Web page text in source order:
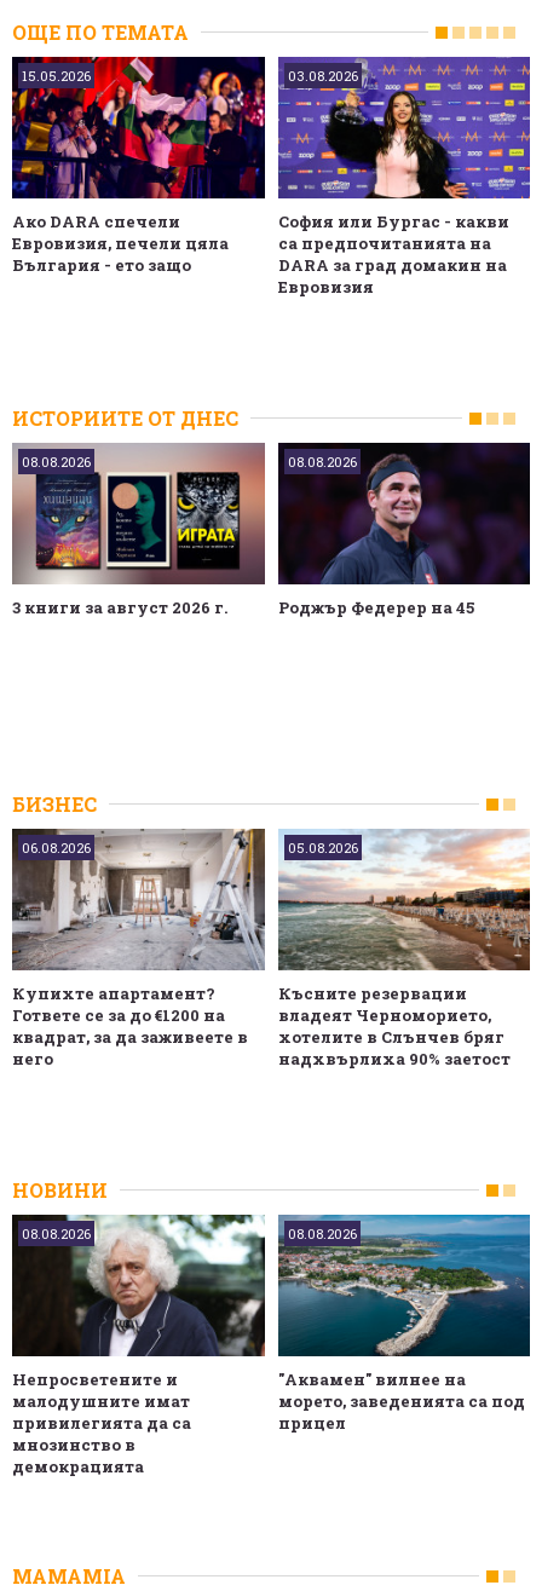
ОЩЕ ПО ТЕМАТА
15.05.2026
Ако DARA спечели
Евровизия, печели цяла
България - ето защо
03.08.2026
София или Бургас - какви
са предпочитанията на
DARA за град домакин на
Евровизия
ИСТОРИИТЕ ОТ ДНЕС
08.08.2026
3 книги за август 2026 г.
08.08.2026
Роджър Федерер на 45
БИЗНЕС
06.08.2026
Купихте апартамент?
Гответе се за до €1200 на
квадрат, за да заживеете в
него
05.08.2026
Късните резервации
владеят Черноморието,
хотелите в Слънчев бряг
надхвърлиха 90% заетост
НОВИНИ
08.08.2026
Непросветените и
малодушните имат
привилегията да са
мнозинство в
демокрацията
08.08.2026
"Аквамен" вилнее на
морето, заведенията са под
прицел
MAMAMIA